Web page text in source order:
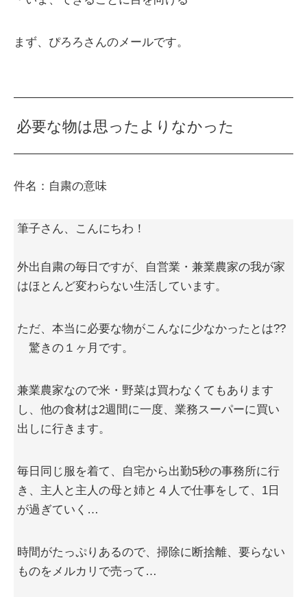
まず、ぴろろさんのメールです。
必要な物は思ったよりなかった
件名：自粛の意味
筆子さん、こんにちわ！
外出自粛の毎日ですが、自営業・兼業農家の我が家
はほとんど変わらない生活しています。
ただ、本当に必要な物がこんなに少なかったとは??
驚きの１ヶ月です。
兼業農家なので米・野菜は買わなくてもあります
し、他の食材は2週間に一度、業務スーパーに買い
出しに行きます。
毎日同じ服を着て、自宅から出勤5秒の事務所に行
き、主人と主人の母と姉と４人で仕事をして、1日
が過ぎていく…
時間がたっぷりあるので、掃除に断捨離、要らない
ものをメルカリで売って…